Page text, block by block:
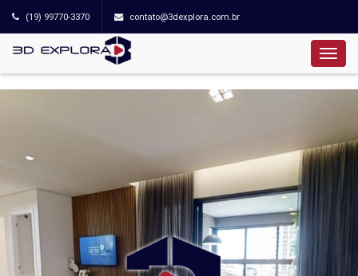
(19) 99770-3370 contato@3dexplora.com.br